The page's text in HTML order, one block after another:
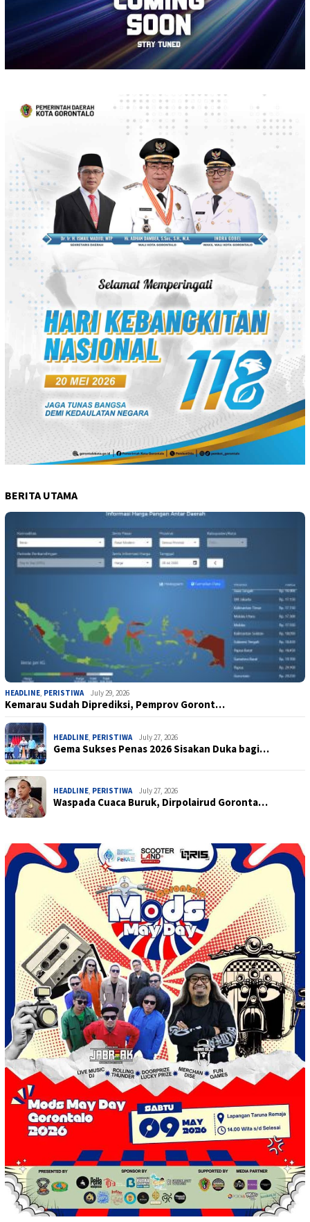
BERITA UTAMA
HEADLINE, PERISTIWA July 29, 2026
Kemarau Sudah Diprediksi, Pemprov Goront…
HEADLINE, PERISTIWA July 27, 2026
Gema Sukses Penas 2026 Sisakan Duka bagi…
HEADLINE, PERISTIWA July 27, 2026
Waspada Cuaca Buruk, Dirpolairud Goronta…